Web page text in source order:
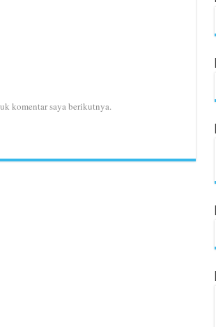
komentar saya berikutnya.